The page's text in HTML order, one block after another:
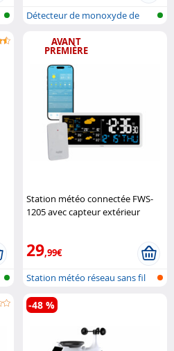
Détecteur de monoxyde de
AVANT
PREMIÈRE
Station météo connectée FWS-
1205 avec capteur extérieur
29,99€
Station météo réseau sans fil
avec ..
-48 %